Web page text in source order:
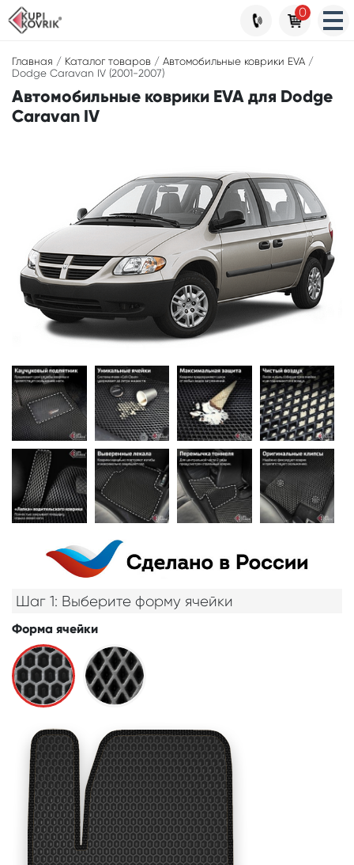
Главная / Каталог товаров / Автомобильные коврики EVA /
Dodge Caravan IV (2001-2007)
Автомобильные коврики EVA для Dodge
Caravan IV
Шаг 1: Выберите форму ячейки
Форма ячейки
0